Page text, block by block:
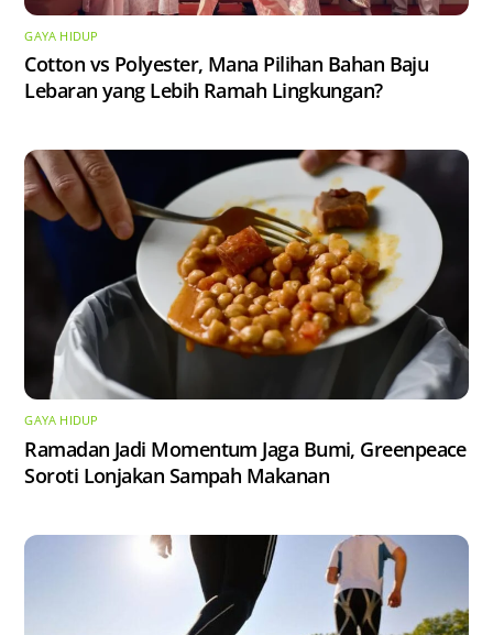
GAYA HIDUP
Cotton vs Polyester, Mana Pilihan Bahan Baju
Lebaran yang Lebih Ramah Lingkungan?
GAYA HIDUP
Ramadan Jadi Momentum Jaga Bumi, Greenpeace
Soroti Lonjakan Sampah Makanan